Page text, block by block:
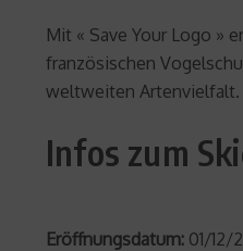
Mit « Save Your Logo »
französischen
weltweiten Artenvielfalt.
Infos zum
Eröffnungsdatum: 01/12/